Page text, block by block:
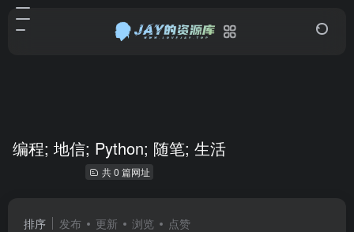
编程; 地信; Python; 随笔; 生活
共 0 篇网址
排序 发布 更新 浏览 点赞